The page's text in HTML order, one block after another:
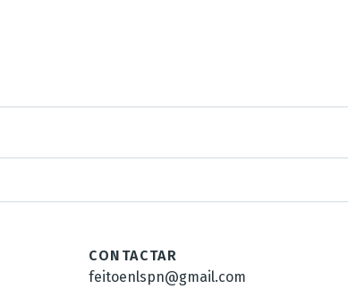
CONTACTAR
feitoenlspn@gmail.com